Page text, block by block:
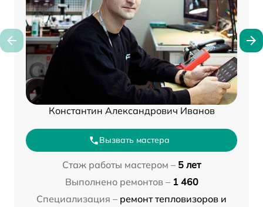
Константин Александрович Иванов
Вызвать мастера
Стаж работы мастером – 5 лет
Выполнено ремонтов – 1 460
Специализация – ремонт тепловизоров и